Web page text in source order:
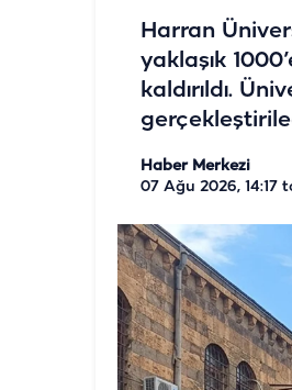
Harran
yaklaşık
kaldırıldı.
Haber Merkezi
07 Ağu 2026, 14:17